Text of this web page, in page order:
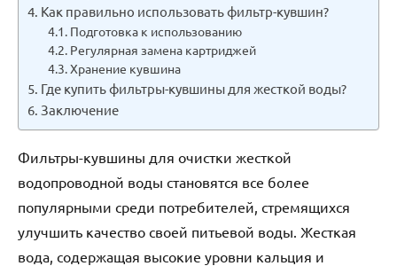
Как правильно использовать фильтр-кувшин?
Подготовка к использованию
Регулярная замена картриджей
Хранение кувшина
Где купить фильтры-кувшины для жесткой воды?
Заключение
Фильтры-кувшины для очистки жесткой
водопроводной воды становятся все более
популярными среди потребителей, стремящихся
улучшить качество своей питьевой воды. Жесткая
вода, содержащая высокие уровни кальция и